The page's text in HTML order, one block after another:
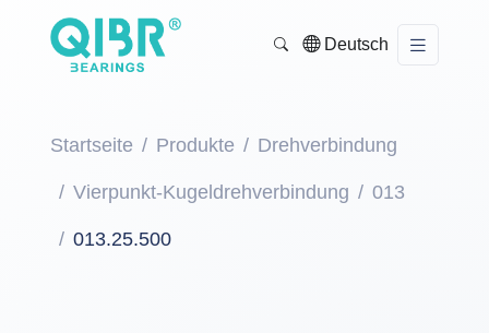
Deutsch
Startseite Produkte Drehverbindung
Vierpunkt-Kugeldrehverbindung 013
013.25.500